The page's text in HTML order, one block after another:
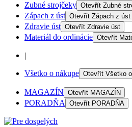
Zubné strojčeky Otevřít Zubné
Zápach z úst Otevřít Zápach z úst
Zdravie úst Otevřít Zdravie úst
Materiál do ordinácie Otevřít
|
Všetko o nákupe Otevřít Všetko
MAGAZÍN Otevřít MAGAZÍN
PORADŇA Otevřít PORADŇA